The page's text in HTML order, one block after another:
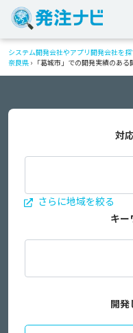
システム開発会社やアプリ開発会社を
奈良県 › 「葛城市」での開発実績のあ
対
さらに地域を絞る
キー
開発